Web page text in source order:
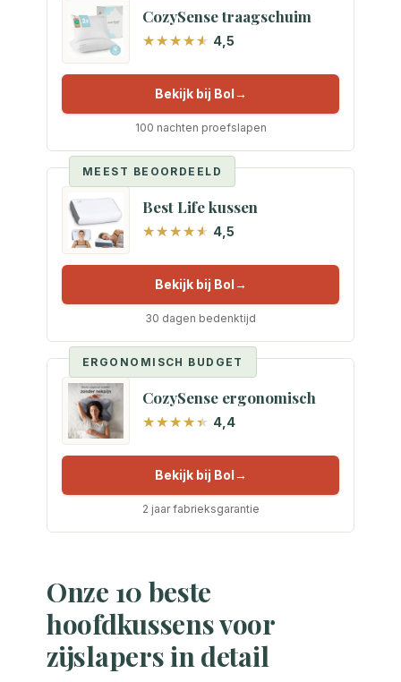
CozySense traagschuim
4,5
Bekijk bij Bol
100 nachten proefslapen
MEEST BEOORDEELD
Best Life kussen
4,5
Bekijk bij Bol
30 dagen bedenktijd
ERGONOMISCH BUDGET
CozySense ergonomisch
4,4
Bekijk bij Bol
2 jaar fabrieksgarantie
Onze 10 beste
hoofdkussens voor
zijslapers in detail